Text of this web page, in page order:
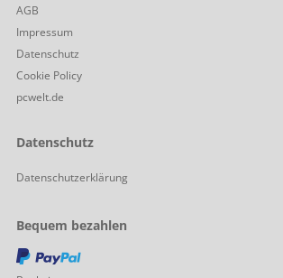
AGB
Impressum
Datenschutz
Cookie Policy
pcwelt.de
Datenschutz
Datenschutzerklärung
Bequem bezahlen